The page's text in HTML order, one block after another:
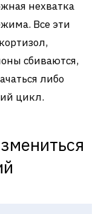
нехватка
Все эти
сбиваются,
либо
цикл.